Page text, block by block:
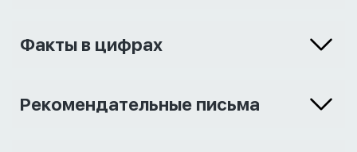
Факты в цифрах
Рекомендательные письма